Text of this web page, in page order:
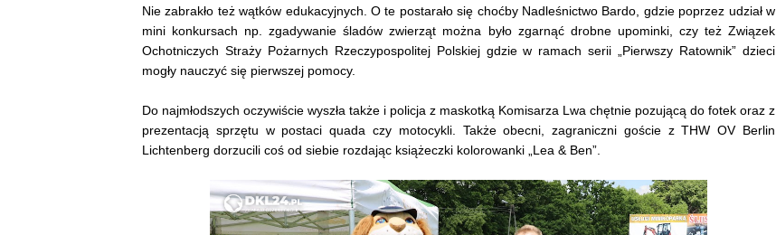
Nie zabrakło też wątków edukacyjnych. O te postarało się choćby Nadleśnictwo Bardo, gdzie poprzez udział w
mini konkursach np. zgadywanie śladów zwierząt można było zgarnąć drobne upominki, czy też Związek
Ochotniczych Straży Pożarnych Rzeczypospolitej Polskiej gdzie w ramach serii „Pierwszy Ratownik” dzieci
mogły nauczyć się pierwszej pomocy.
Do najmłodszych oczywiście wyszła także i policja z maskotką Komisarza Lwa chętnie pozującą do fotek oraz z
prezentacją sprzętu w postaci quada czy motocykli. Także obecni, zagraniczni goście z THW OV Berlin
Lichtenberg dorzucili coś od siebie rozdając książeczki kolorowanki „Lea & Ben”.